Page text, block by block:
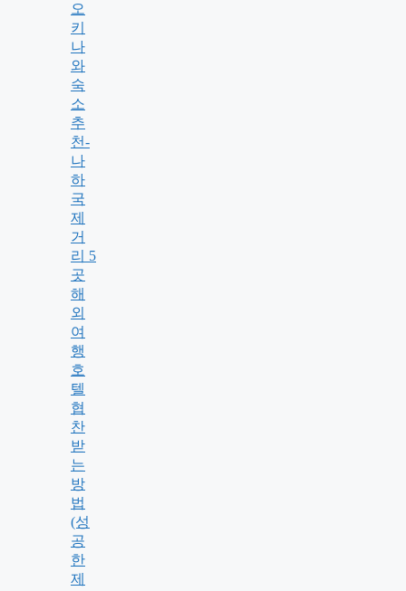
오
키
나
와
숙
소
추
천-
나
하
국
제
거
리 5
곳
해
외
여
행
호
텔
협
찬
받
는
방
법
(성
공
한
제